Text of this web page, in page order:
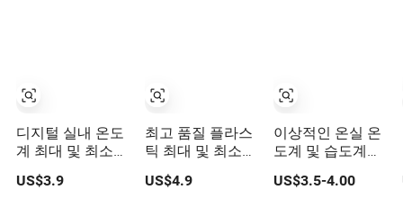
디지털 실내 온도
계 최대 및 최소
기록 기능
US$3.9
최고 품질 플라스
틱 최대 및 최소
온도계 -40+50c
US$4.9
이상적인 온실 온
도계 및 습도계로
최대 및 최소 온도
를 모니터링할 수
US$3.5-4.00